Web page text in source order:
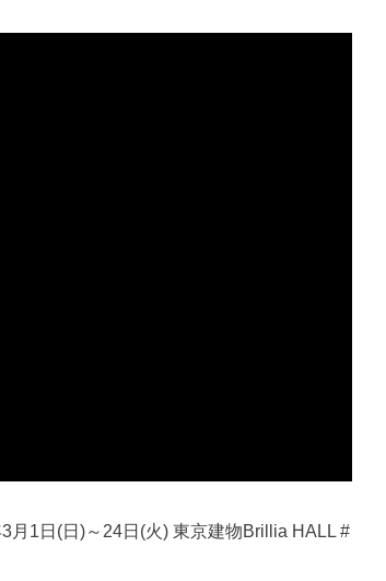
月1日(日)～24日(火) 東京建物Brillia HALL #